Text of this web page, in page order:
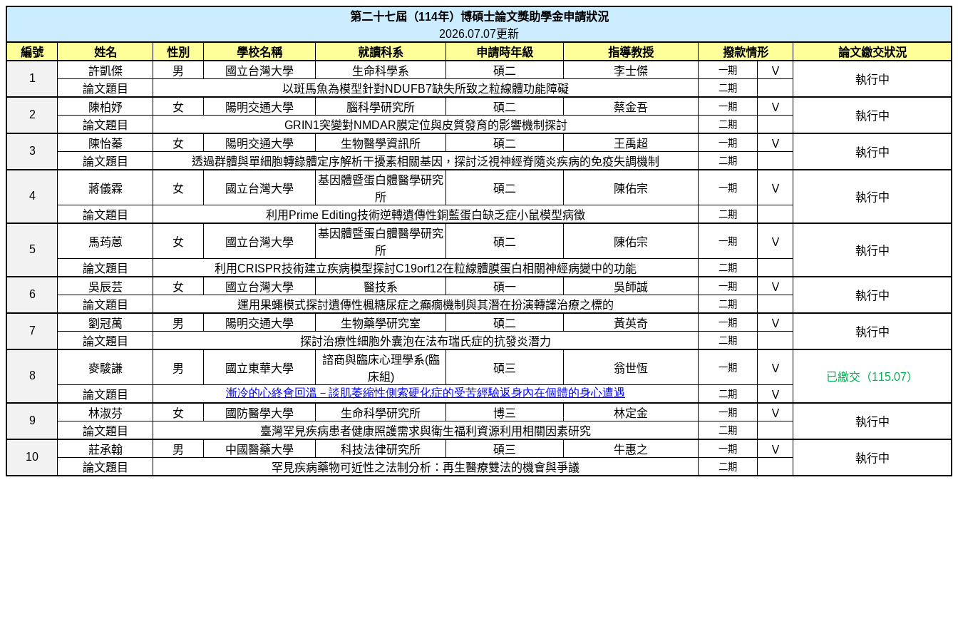
第二十七屆（114年）博碩士論文獎助學金申請狀況
2026.07.07更新
編號
姓名 性別 學校名稱 就讀科系 申請時年級 指導教授 撥款情形 論文繳交狀況
1
許凱傑 男 國立台灣大學 生命科學系 碩二 李士傑 一期 Ｖ
執行中
論文題目 以斑馬魚為模型針對NDUFB7缺失所致之粒線體功能障礙 二期
2
陳柏妤 女 陽明交通大學 腦科學研究所 碩二 蔡金吾 一期 Ｖ
執行中
論文題目 GRIN1突變對NMDAR膜定位與皮質發育的影響機制探討 二期
3
陳怡蓁 女 陽明交通大學 生物醫學資訊所 碩二 王禹超 一期 Ｖ
執行中
論文題目 透過群體與單細胞轉錄體定序解析干擾素相關基因，探討泛視神經脊隨炎疾病的免疫失調機制 二期
4
蔣儀霖 女 國立台灣大學
基因體暨蛋白體醫學研究
所
碩二 陳佑宗 一期 Ｖ
執行中
論文題目
利用 Prime Editing技術逆轉遺傳性銅藍蛋白缺乏症小鼠模型病徵 二期
5
馬荺蒽 女 國立台灣大學
基因體暨蛋白體醫學研究
所
碩二 陳佑宗 一期 Ｖ
執行中
論文題目
利用CRISPR技術建立疾病模型探討C19orf12在粒線體膜蛋白相關神經病變中的功能 二期
6
吳辰芸 女 國立台灣大學 醫技系 碩一 吳師誠 一期 Ｖ
執行中
論文題目 運用果蠅模式探討遺傳性楓糖尿症之癲癇機制與其潛在扮演轉譯治療之標的 二期
7
劉冠萬 男 陽明交通大學 生物藥學研究室 碩二 黃英奇 一期 Ｖ
執行中
論文題目 探討治療性細胞外囊泡在法布瑞氏症的抗發炎潛力 二期
8
麥駿謙 男 國立東華大學
諮商與臨床心理學系(臨
床組)
碩三 翁世恆 一期 Ｖ
已繳交（115.07）
論文題目
漸冷的心終會回溫－談肌萎縮性側索硬化症的受苦經驗返身內在個體的身心遭遇 二期 Ｖ
9
林淑芬 女 國防醫學大學 生命科學研究所 博三 林定金 一期 Ｖ
執行中
論文題目 臺灣罕見疾病患者健康照護需求與衛生福利資源利用相關因素研究 二期
10
莊承翰 男 中國醫藥大學 科技法律研究所 碩三 牛惠之 一期 Ｖ
執行中
論文題目 罕見疾病藥物可近性之法制分析：再生醫療雙法的機會與爭議 二期